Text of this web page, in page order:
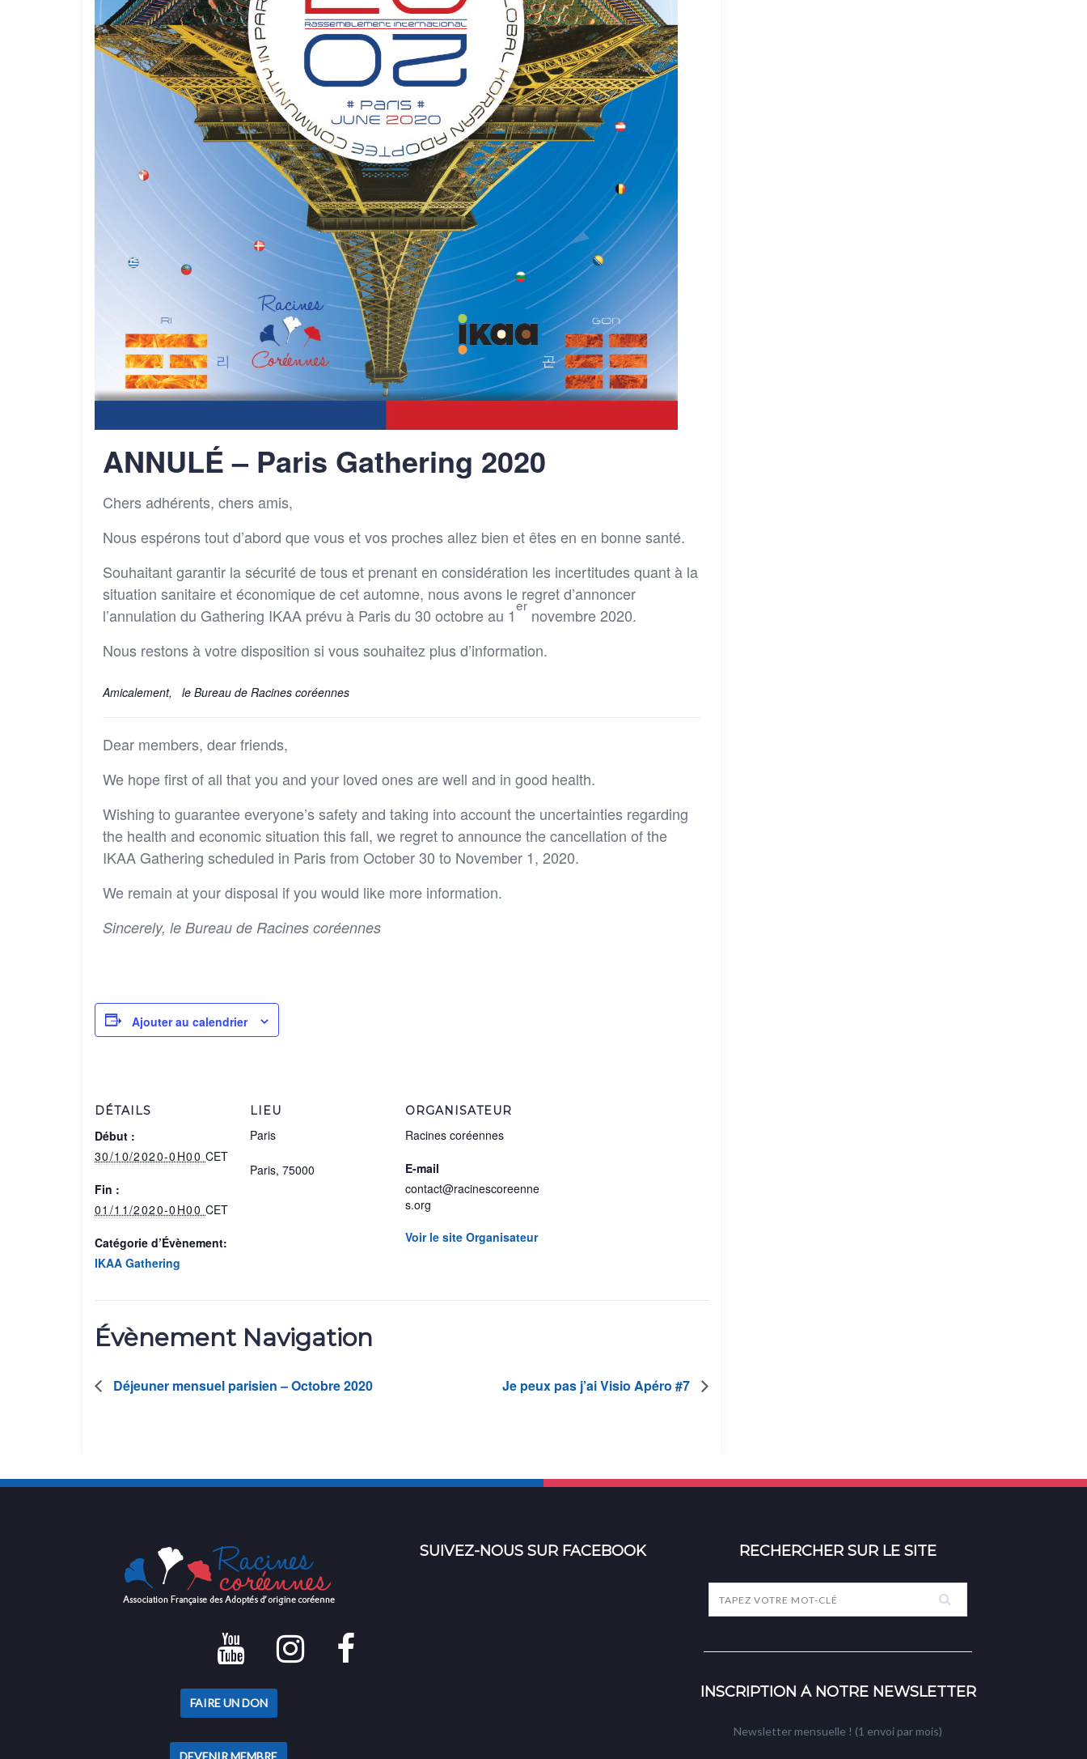
ANNULÉ – Paris Gathering 2020
Chers adhérents, chers amis,
Nous espérons tout d’abord que vous et vos proches allez bien et êtes en en bonne santé.
Souhaitant garantir la sécurité de tous et prenant en considération les incertitudes quant à la
situation sanitaire et économique de cet automne, nous avons le regret d’annoncer
l’annulation du Gathering IKAA prévu à Paris du 30 octobre au 1
er
novembre 2020.
Nous restons à votre disposition si vous souhaitez plus d’information.
Amicalement, le Bureau de Racines coréennes
Dear members, dear friends,
We hope first of all that you and your loved ones are well and in good health.
Wishing to guarantee everyone’s safety and taking into account the uncertainties regarding
the health and economic situation this fall, we regret to announce the cancellation of the
IKAA Gathering scheduled in Paris from October 30 to November 1, 2020.
We remain at your disposal if you would like more information.
Sincerely, le Bureau de Racines coréennes
Ajouter au calendrier
DÉTAILS
Début :
30/10/2020-0H00CET
Fin :
01/11/2020-0H00CET
Catégorie d’Évènement:
IKAA Gathering
LIEU
Paris
Paris, 75000
ORGANISATEUR
Racines coréennes
E-mail
contact@racinescoreenne
s.org
Voir le site Organisateur
Évènement Navigation
Déjeuner mensuel parisien – Octobre 2020 Je peux pas j’ai Visio Apéro #7
FAIRE UN DON
SUIVEZ-NOUS SUR FACEBOOK RECHERCHER SUR LE SITE
INSCRIPTION À NOTRE NEWSLETTER
Newsletter mensuelle ! (1 envoi par mois)